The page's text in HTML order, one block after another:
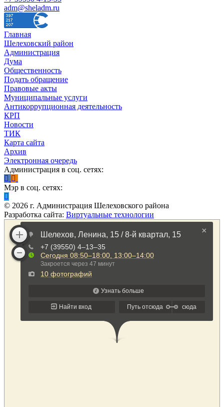
adm@sheladm.ru
Главная
Шелеховский район
Администрация
Дума
Общественность
Подать обращение
Правовые акты
Муниципальные услуги
Антикоррупционная деятельность
КРП
Новости
ТИК
Карта сайта
Архив
Электронная очередь
Администрация в соц. сетях:
Мэр в соц. сетях:
© 2026 г. Администрация Шелеховского района
Разработка сайта: Виртуальные технологии